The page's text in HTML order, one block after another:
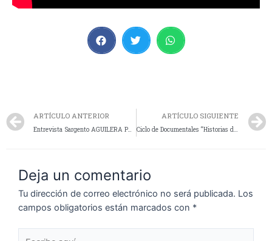
ARTÍCULO ANTERIOR
Entrevista Sargento AGUILERA PABLO, de la localidad de Puerto Santa Cruz.
ARTÍCULO SIGUIENTE
Deja un comentario
Tu dirección de correo electrónico no será publicada. Los
campos obligatorios están marcados con *